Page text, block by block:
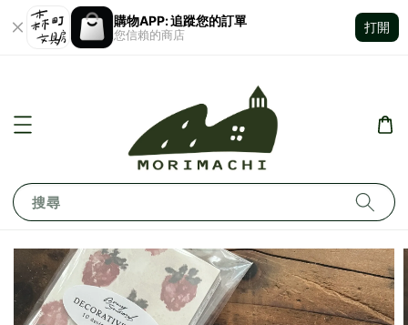
購物APP: 追蹤您的訂單
您信賴的商店
打開
搜尋